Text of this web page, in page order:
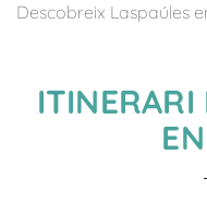
Descobreix Laspaúles
ITINERARI